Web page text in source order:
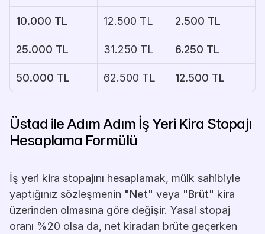
10.000 TL 12.500 TL 2.500 TL
25.000 TL 31.250 TL 6.250 TL
50.000 TL 62.500 TL 12.500 TL
Üstad ile Adım Adım İş Yeri Kira Stopajı
Hesaplama Formülü
İş yeri kira stopajını hesaplamak, mülk sahibiyle
yaptığınız sözleşmenin "Net" veya "Brüt" kira
üzerinden olmasına göre değişir. Yasal stopaj
oranı %20 olsa da, net kiradan brüte geçerken